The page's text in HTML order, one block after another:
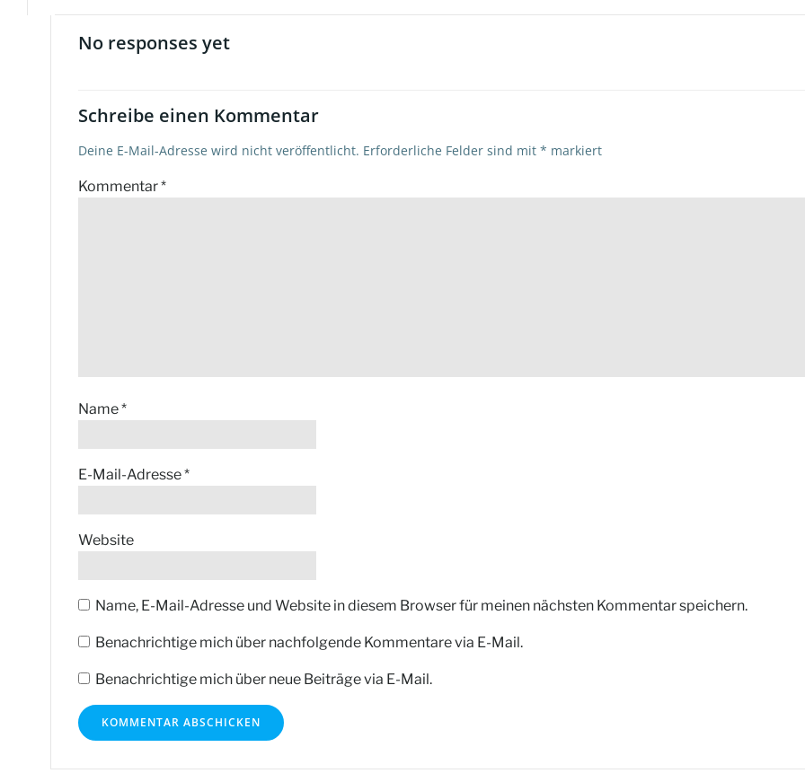
Beitragsnavigation
No responses yet
Schreibe einen Kommentar
Deine E-Mail-Adresse wird nicht veröffentlicht. Erforderliche Felder sind mit * markiert
Kommentar*
Name*
E-Mail-Adresse*
Website
Name, E-Mail-Adresse und Website in diesem Browser für meinen nächsten Kommentar speichern.
Benachrichtige mich über nachfolgende Kommentare via E-Mail.
Benachrichtige mich über neue Beiträge via E-Mail.